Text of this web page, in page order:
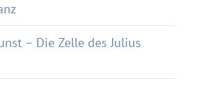
– Die Zelle des Julius